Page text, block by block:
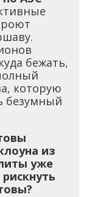
бежать,
которую
безумный
из
уже